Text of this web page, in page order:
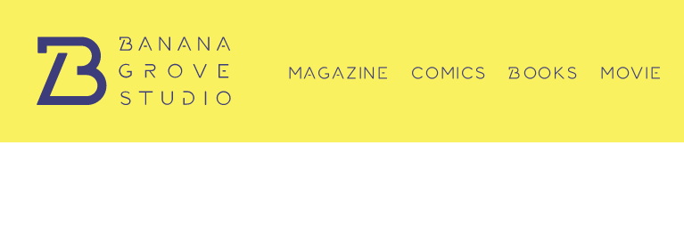
MAGAZINE COMICS BOOKS MOVIE